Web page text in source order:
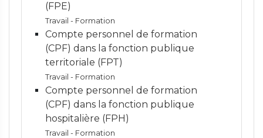
(FPE)
Travail - Formation
Compte personnel de formation
(CPF) dans la fonction publique
territoriale (FPT)
Travail - Formation
Compte personnel de formation
(CPF) dans la fonction publique
hospitalière (FPH)
Travail - Formation